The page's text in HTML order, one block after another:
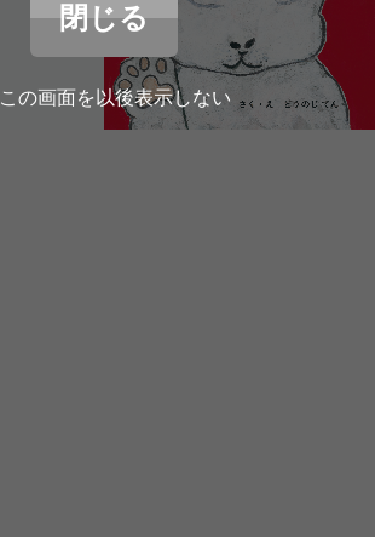
閉じる
この画面を以後表示しない